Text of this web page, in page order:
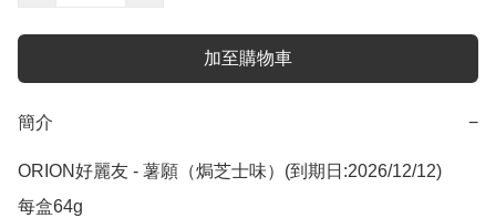
加至購物車
簡介 −
ORION好麗友 - 薯願（焗芝士味）(到期日:2026/12/12)
每盒64g